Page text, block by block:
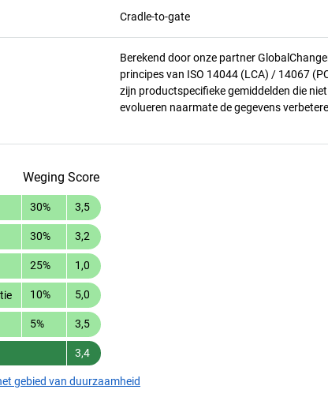
Cradle-to-gate
Berekend door onze partner
principes van ISO 14044 (LCA) / 14067
zijn productspecifieke gemiddelden die
evolueren naarmate de gegevens
Weging Score
30% 3,5
30% 3,2
25% 1,0
10% 5,0
5% 3,5
3,4
gebied van duurzaamheid